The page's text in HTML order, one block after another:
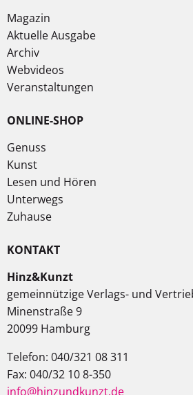
Magazin
Aktuelle Ausgabe
Archiv
Webvideos
Veranstaltungen
ONLINE-SHOP
Genuss
Kunst
Lesen und Hören
Unterwegs
Zuhause
KONTAKT
Hinz&Kunzt
gemeinnützige Verlags- und
Minenstraße 9
20099 Hamburg
Telefon: 040/321 08 311
Fax: 040/32 10 8-350
info@hinzundkunzt.de